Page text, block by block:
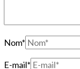
Nom*
E-mail*